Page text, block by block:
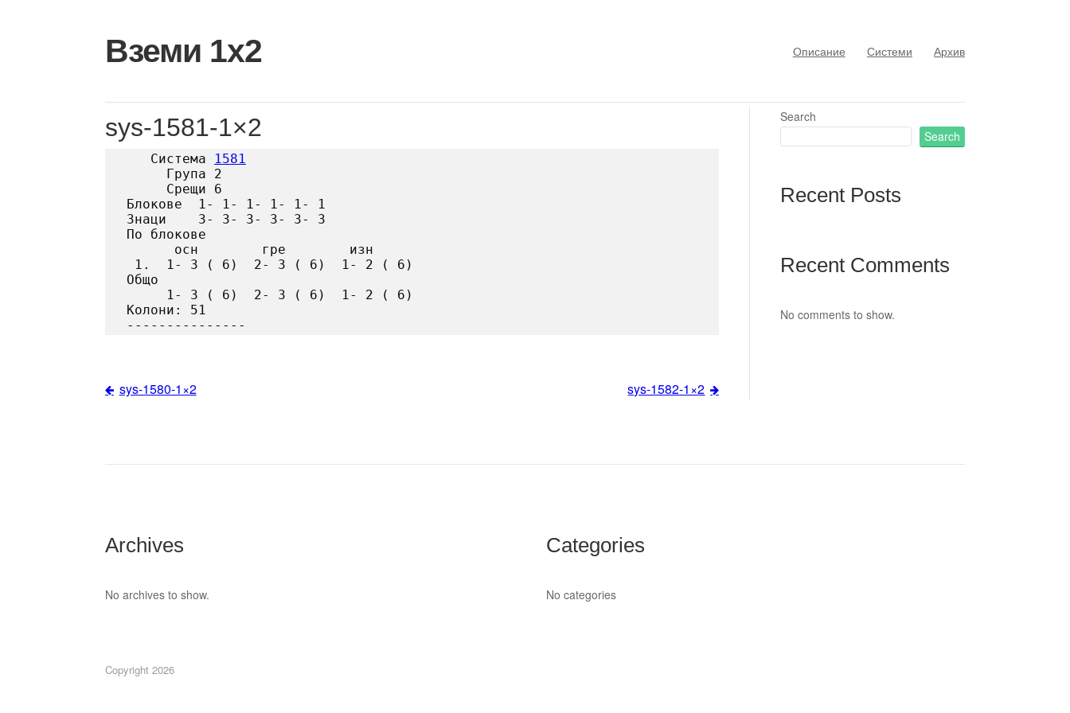
content
Вземи 1х2 Описание Системи Архив
sys-1581-1×2
   Система
1581
     Група 2
     Срещи 6
Блокове  1- 1- 1- 1- 1- 1
Знаци    3- 3- 3- 3- 3- 3
По блокове
      осн        гре        изн
1.  1- 3 ( 6)  2- 3 ( 6)  1- 2 ( 6)
Общо
     1- 3 ( 6)  2- 3 ( 6)  1- 2 ( 6)
Колони: 51
Post
sys-1580-1×2 sys-1582-1×2
Search
Search
Recent Posts
Recent Comments
No comments to show.
Archives
No archives to show.
Categories
No categories
Copyright 2026